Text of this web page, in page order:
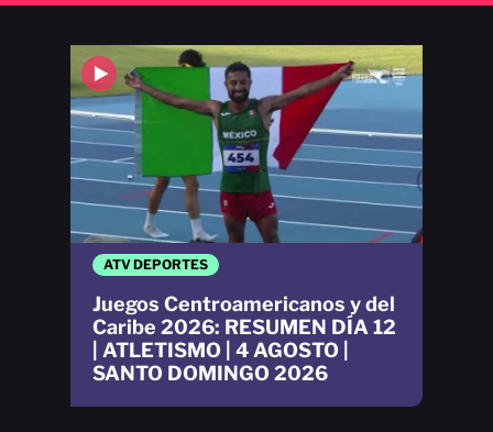
ATV DEPORTES
Juegos Centroamericanos y del
Caribe 2026: RESUMEN DÍA 12
| ATLETISMO | 4 AGOSTO |
SANTO DOMINGO 2026